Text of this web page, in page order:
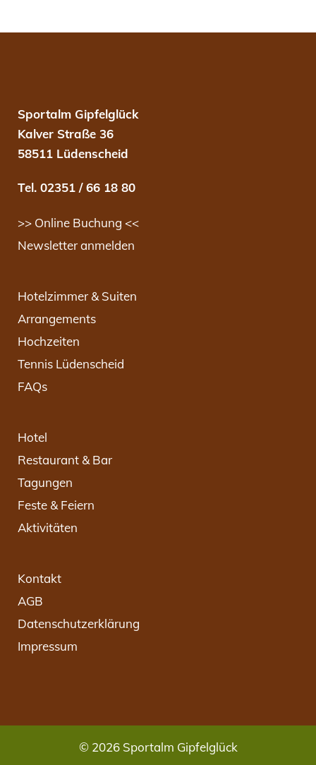
Sportalm Gipfelglück
Kalver Straße 36
58511 Lüdenscheid
Tel. 02351 / 66 18 80
>> Online Buchung <<
Newsletter anmelden
Hotelzimmer & Suiten
Arrangements
Hochzeiten
Tennis Lüdenscheid
FAQs
Hotel
Restaurant & Bar
Tagungen
Feste & Feiern
Aktivitäten
Kontakt
AGB
Datenschutzerklärung
Impressum
© 2026 Sportalm Gipfelglück